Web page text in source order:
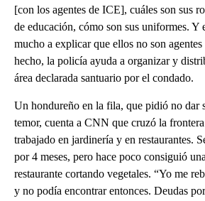
[con los agentes de ICE], cuáles son sus
de educación, cómo son sus uniformes. Y
mucho a explicar que ellos no son
hecho, la policía ayuda a organizar y
área declarada santuario por el condado.
Un hondureño en la fila, que pidió no dar
temor, cuenta a CNN que cruzó la
trabajado en jardinería y en restaurantes.
por 4 meses, pero hace poco consiguió
restaurante cortando vegetales. “Yo me
y no podía encontrar entonces. Deudas